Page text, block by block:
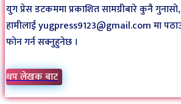
युग प्रेस डटकममा प्रकाशित सामग्रीबारे कुनै
हामीलाई yugpress9123@gmail.com मा
फोन गर्न सक्नुहुनेछ ।
थप लेखक बाट